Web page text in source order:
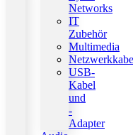
Networks
IT
Zubehör
Multimedia
USB-
Kabel
und
-
Adapter